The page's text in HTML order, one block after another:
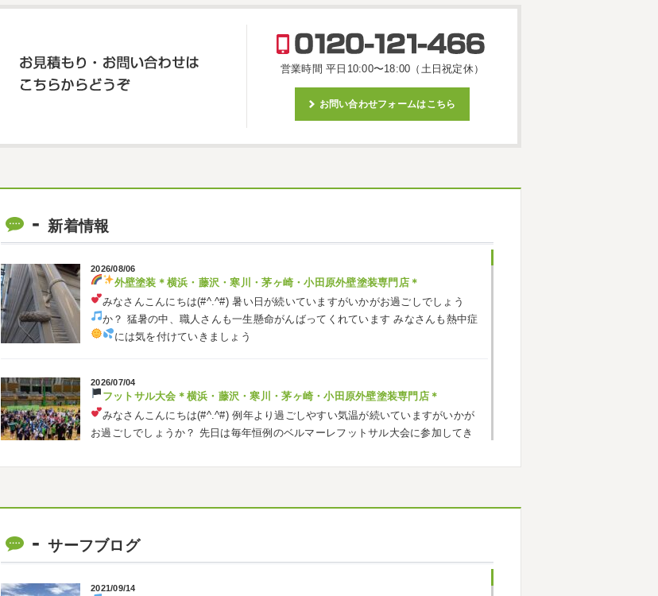
営業時間 平日10:00〜18:00（土日祝定休）
お問い合わせフォームはこちら
新着情報
2026/08/06
外壁塗装 ＊横浜・藤沢・寒川・茅ヶ崎・小田原外壁塗装専門店＊
みなさんこんにちは(#^.^#)暑い日が続いていますがいかがお過ごしでしょう
か？ 猛暑の中、職人さんも一生懸命がんばってくれています みなさんも熱中症
には気を付けていきましょう
2026/07/04
フットサル大会 ＊横浜・藤沢・寒川・茅ヶ崎・小田原外壁塗装専門店＊
みなさんこんにちは(#^.^#)例年より過ごしやすい気温が続いていますがいかが
お過ごしでしょうか？ 先日は毎年恒例のベルマーレフットサル大会に参加してき
ベルマーレ＊横浜・藤沢・寒川・茅ヶ崎・小田原外壁塗装専門店＊
ようと思います
も会えました今シーズンもよろしくお願いいたします
サーフブログ
2021/09/14